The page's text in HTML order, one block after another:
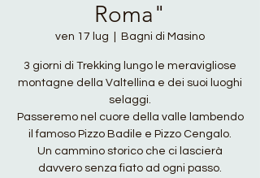
Roma"
ven 17 lug Bagni di Masino
3 giorni di Trekking lungo le meravigliose
montagne della Valtellina e dei suoi luoghi
selaggi.
Passeremo nel cuore della valle lambendo
il famoso Pizzo Badile e Pizzo Cengalo.
Un cammino storico che ci lascierà
davvero senza fiato ad ogni passo.